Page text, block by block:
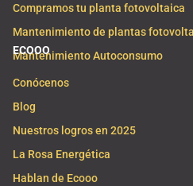
Compramos tu planta fotovoltaica
Mantenimiento de plantas
Mantenimiento Autoconsumo
ECOOO
Conócenos
Blog
Nuestros logros en 2025
La Rosa Energética
Hablan de Ecooo